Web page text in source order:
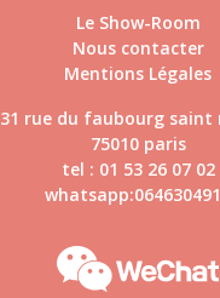
Le Show-Room
Nous contacter
Mentions Légales
31 rue du faubourg
75010 paris
tel : 01 53 26 07 02